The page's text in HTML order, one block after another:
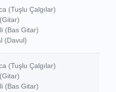
(Tuşlu Çalgılar)
(Bas Gitar)
(Davul)
(Tuşlu Çalgılar)
(Bas Gitar)